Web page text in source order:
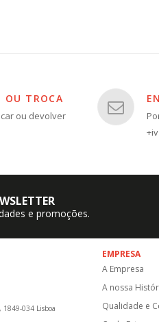
OU TROCA
ou devolver
e promoções.
034 Lisboa
EMPRESA
A Empresa
A nossa
Qualidade e